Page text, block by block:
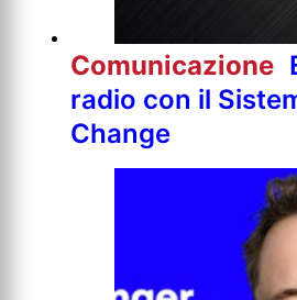
Comunicazione
radio con il
Change